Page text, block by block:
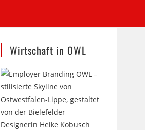
Wirtschaft in OWL